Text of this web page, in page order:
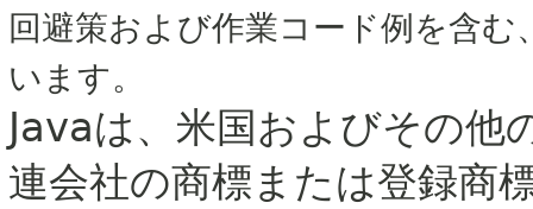
回避策および作業コード例を含
います。
Javaは、米国およびその
連会社の商標または登録商